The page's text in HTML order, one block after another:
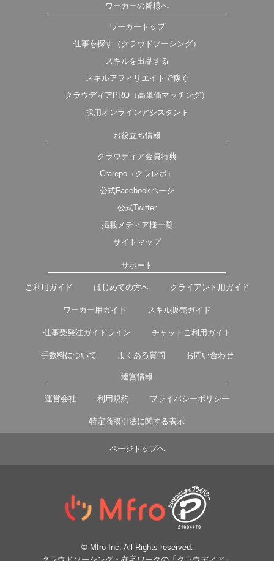
ワーカーの皆様へ
ワーカートップ
仕事を探す（クラウドソーシング）
スキルを出品する
スキルアフィリエイトで稼ぐ
クラウディアPRO（高単価マッチング）
採用オンラインアシスタント
お役立ち情報
クラウディア会員特典
Crarepo（クラレポ）
公式Facebookページ
公式Twitter
掲載メディア様一覧
サイトマップ
サポート
ご利用ガイド はじめての方へ クライアント用ガイド
ワーカー用ガイド スキル販売ガイド
仕事受発注ガイドライン チャットご利用ガイド
手数料について よくある質問 お問い合わせ
運営情報
運営会社 利用規約 プライバシーポリシー
特定商取引法に関する表示
ページトップヘ
© Mfro Inc. All Rights reserved.